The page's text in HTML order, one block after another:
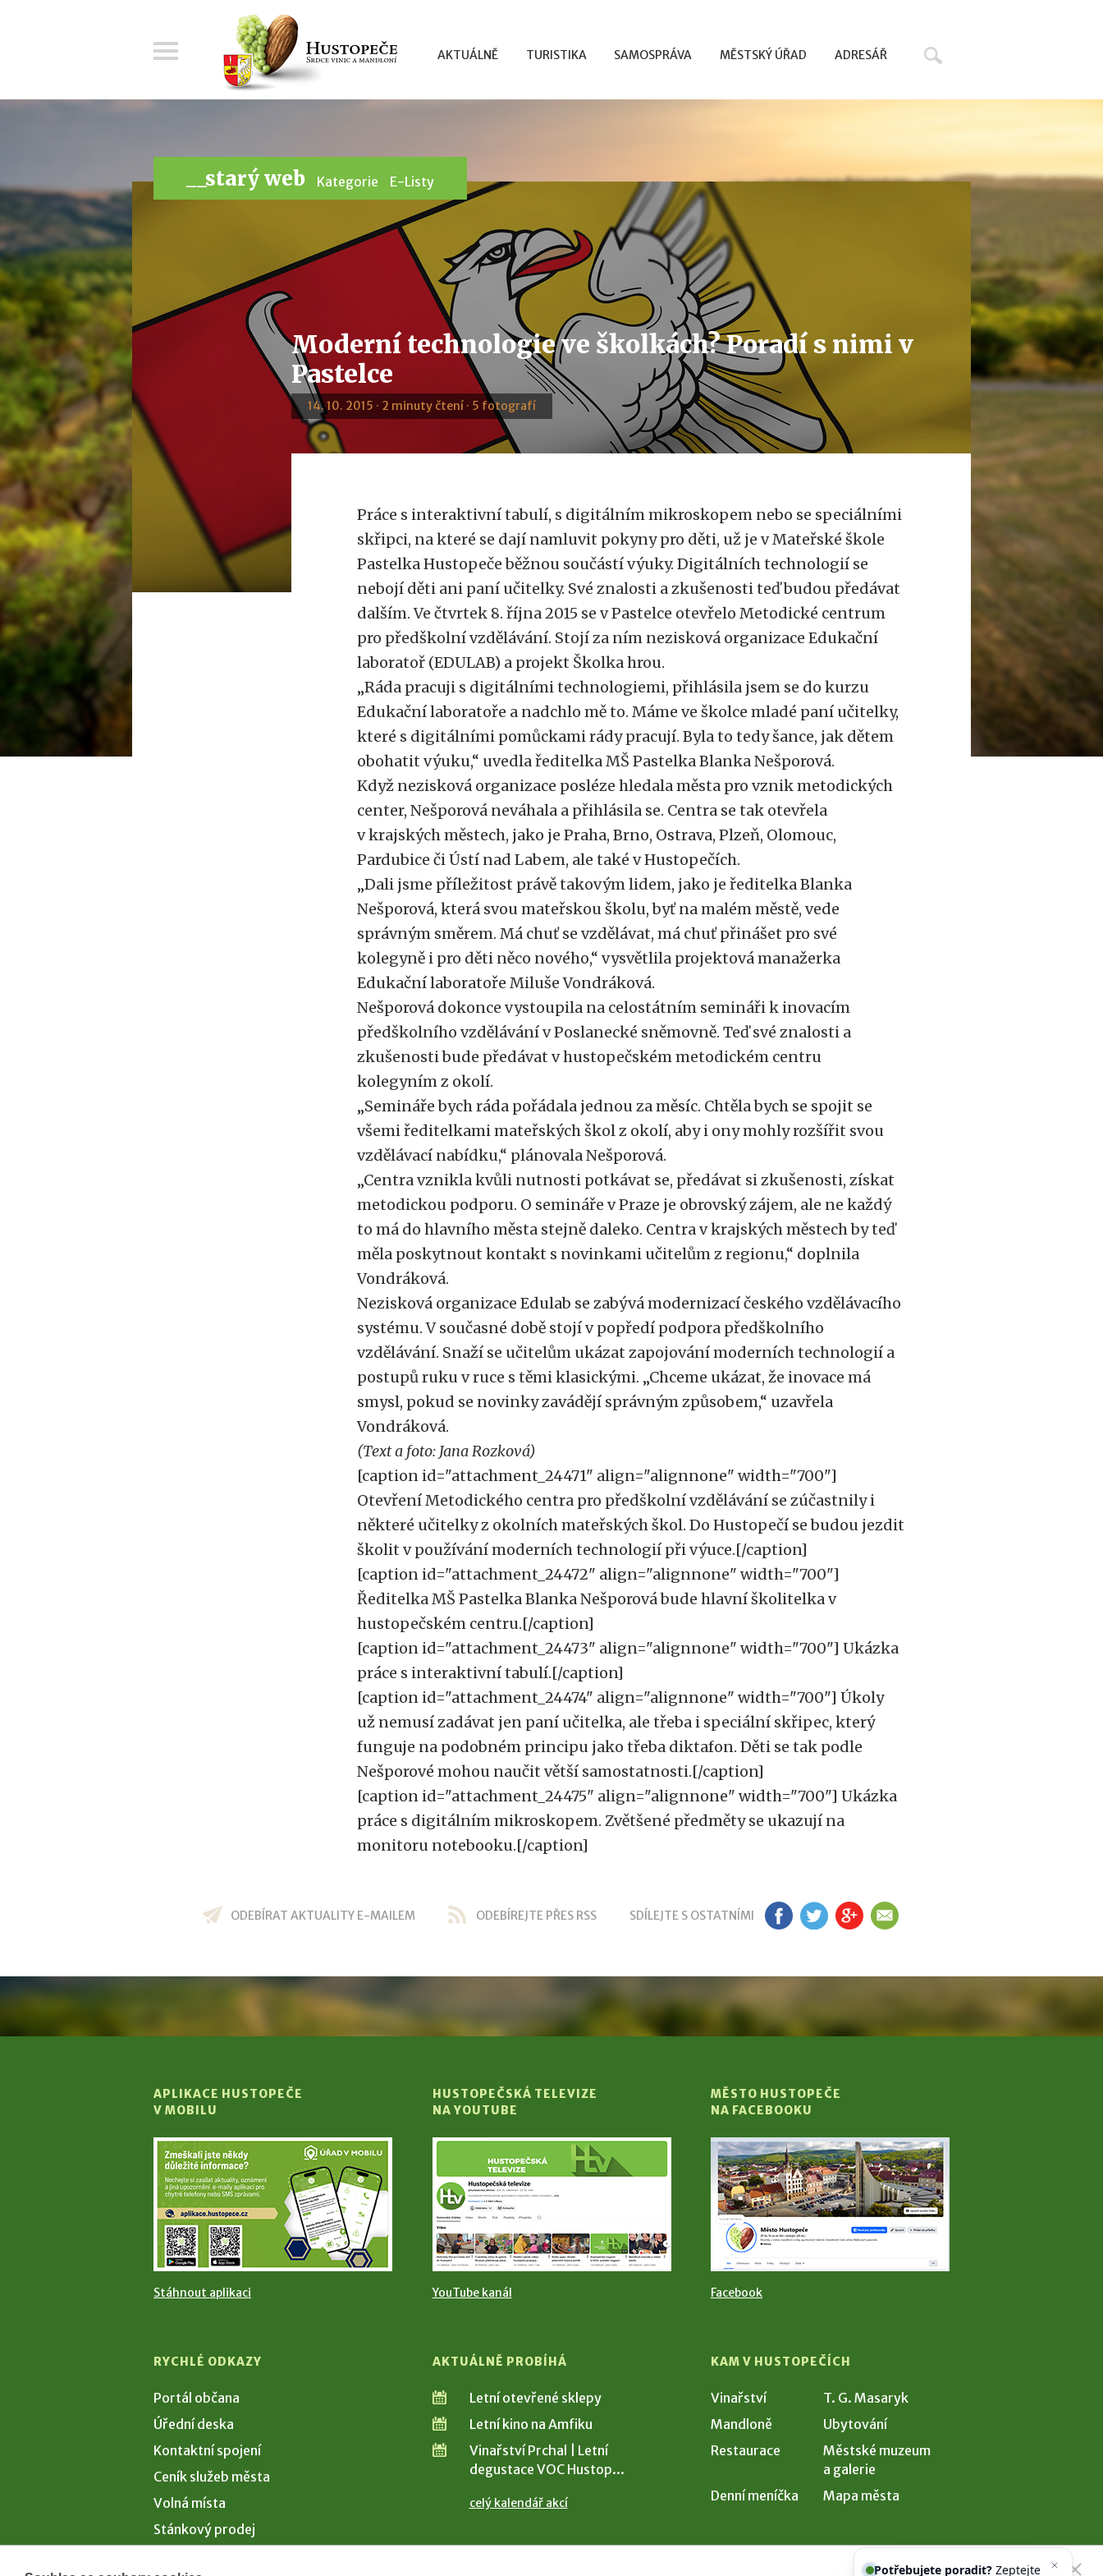
AKTUÁLNĚ TURISTIKA SAMOSPRÁVA MĚSTSKÝ ÚŘAD ADRESÁŘ
__starý web Kategorie E-Listy
Moderní technologie ve školkách? Poradí s nimi v
Pastelce
14. 10. 2015 · 2 minuty čtení · 5 fotografí
Práce s interaktivní tabulí, s digitálním mikroskopem nebo se speciálními
skřipci, na které se dají namluvit pokyny pro děti, už je v Mateřské škole
Pastelka Hustopeče běžnou součástí výuky. Digitálních technologií se
nebojí děti ani paní učitelky. Své znalosti a zkušenosti teď budou předávat
dalším. Ve čtvrtek 8. října 2015 se v Pastelce otevřelo Metodické centrum
pro předškolní vzdělávání. Stojí za ním nezisková organizace Edukační
laboratoř (EDULAB) a projekt Školka hrou.
„Ráda pracuji s digitálními technologiemi, přihlásila jsem se do kurzu
Edukační laboratoře a nadchlo mě to. Máme ve školce mladé paní učitelky,
které s digitálními pomůckami rády pracují. Byla to tedy šance, jak dětem
obohatit výuku,“ uvedla ředitelka MŠ Pastelka Blanka Nešporová.
Když nezisková organizace posléze hledala města pro vznik metodických
center, Nešporová neváhala a přihlásila se. Centra se tak otevřela
v krajských městech, jako je Praha, Brno, Ostrava, Plzeň, Olomouc,
Pardubice či Ústí nad Labem, ale také v Hustopečích.
„Dali jsme příležitost právě takovým lidem, jako je ředitelka Blanka
Nešporová, která svou mateřskou školu, byť na malém městě, vede
správným směrem. Má chuť se vzdělávat, má chuť přinášet pro své
kolegyně i pro děti něco nového,“ vysvětlila projektová manažerka
Edukační laboratoře Miluše Vondráková.
Nešporová dokonce vystoupila na celostátním semináři k inovacím
předškolního vzdělávání v Poslanecké sněmovně. Teď své znalosti a
zkušenosti bude předávat v hustopečském metodickém centru
kolegyním z okolí.
„Semináře bych ráda pořádala jednou za měsíc. Chtěla bych se spojit se
všemi ředitelkami mateřských škol z okolí, aby i ony mohly rozšířit svou
vzdělávací nabídku,“ plánovala Nešporová.
„Centra vznikla kvůli nutnosti potkávat se, předávat si zkušenosti, získat
metodickou podporu. O semináře v Praze je obrovský zájem, ale ne každý
to má do hlavního města stejně daleko. Centra v krajských městech by teď
měla poskytnout kontakt s novinkami učitelům z regionu,“ doplnila
Vondráková.
Nezisková organizace Edulab se zabývá modernizací českého vzdělávacího
systému. V současné době stojí v popředí podpora předškolního
vzdělávání. Snaží se učitelům ukázat zapojování moderních technologií a
postupů ruku v ruce s těmi klasickými. „Chceme ukázat, že inovace má
smysl, pokud se novinky zavádějí správným způsobem,“ uzavřela
Vondráková.
(Text a foto: Jana Rozková)
[caption id="attachment_24471" align="alignnone" width="700"]
Otevření Metodického centra pro předškolní vzdělávání se zúčastnily i
některé učitelky z okolních mateřských škol. Do Hustopečí se budou jezdit
školit v používání moderních technologií při výuce.[/caption]
[caption id="attachment_24472" align="alignnone" width="700"]
Ředitelka MŠ Pastelka Blanka Nešporová bude hlavní školitelka v
hustopečském centru.[/caption]
[caption id="attachment_24473" align="alignnone" width="700"] Ukázka
práce s interaktivní tabulí.[/caption]
[caption id="attachment_24474" align="alignnone" width="700"] Úkoly
už nemusí zadávat jen paní učitelka, ale třeba i speciální skřipec, který
funguje na podobném principu jako třeba diktafon. Děti se tak podle
Nešporové mohou naučit větší samostatnosti.[/caption]
[caption id="attachment_24475" align="alignnone" width="700"] Ukázka
práce s digitálním mikroskopem. Zvětšené předměty se ukazují na
monitoru notebooku.[/caption]
ODEBÍRAT AKTUALITY E-MAILEM ODEBÍREJTE PŘES RSS SDÍLEJTE S OSTATNÍMI FB TW GP EM
APLIKACE HUSTOPEČE
V MOBILU
Stáhnout aplikaci
HUSTOPEČSKÁ TELEVIZE
NA YOUTUBE
YouTube kanál
MĚSTO HUSTOPEČE
NA FACEBOOKU
Facebook
RYCHLÉ ODKAZY
Portál občana
Úřední deska
Kontaktní spojení
Ceník služeb města
Volná místa
Stánkový prodej
AKTUÁLNĚ PROBÍHÁ
Letní otevřené sklepy
Letní kino na Amfiku
Vinařství Prchal | Letní
degustace VOC Hustop...
celý kalendář akcí
KAM V HUSTOPEČÍCH
Vinařství
T. G. Masaryk
Mandloně
Ubytování
Restaurace
Městské muzeum
a galerie
Denní meníčka
Mapa města